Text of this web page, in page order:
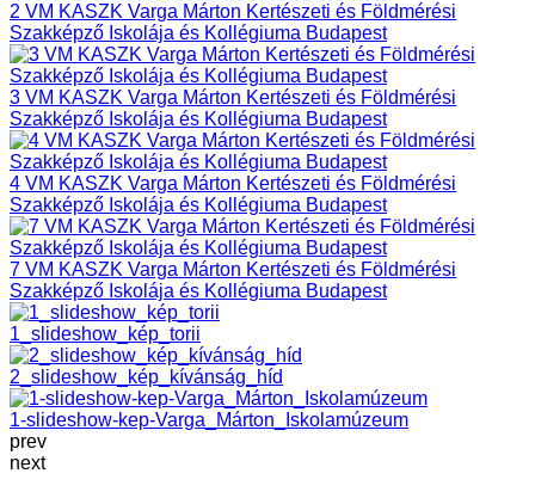
2 VM KASZK Varga Márton Kertészeti és Földmérési
Szakképző Iskolája és Kollégiuma Budapest
3 VM KASZK Varga Márton Kertészeti és Földmérési
Szakképző Iskolája és Kollégiuma Budapest
4 VM KASZK Varga Márton Kertészeti és Földmérési
Szakképző Iskolája és Kollégiuma Budapest
7 VM KASZK Varga Márton Kertészeti és Földmérési
Szakképző Iskolája és Kollégiuma Budapest
1_slideshow_kép_torii
2_slideshow_kép_kívánság_híd
1-slideshow-kep-Varga_Márton_Iskolamúzeum
prev
next